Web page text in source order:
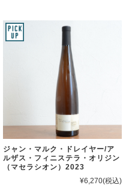
ヘルスケア
ジャン・マルク・ドレイヤー/ア
ルザス・フィニステラ・オリジン
（マセラシオン）2023
¥6,270(税込)